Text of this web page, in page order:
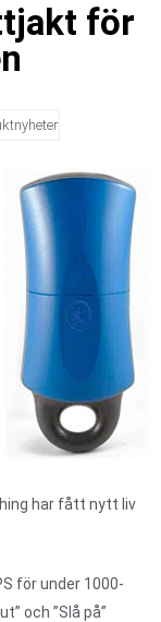
för
har fått nytt liv
för under 1000-
och ”Slå på”